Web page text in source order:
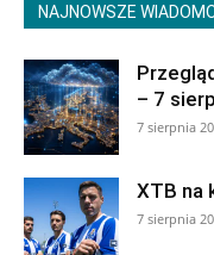
NAJNOWSZE
– 7
7 sierpnia
XTB na
7 sierpnia